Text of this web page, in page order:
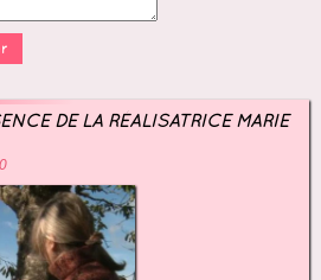
DE LA RÉALISATRICE MARIE